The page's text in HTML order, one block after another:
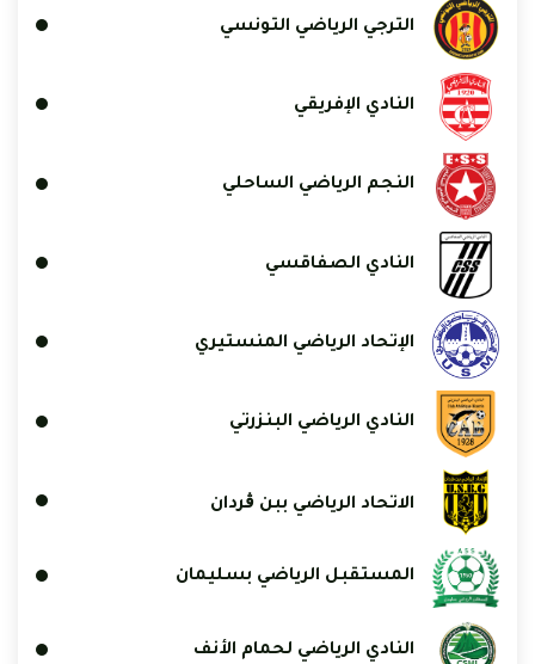
الترجي الرياضي التونسي
النادي الإفريقي
النجم الرياضي الساحلي
النادي الصفاقسي
الإتحاد الرياضي المنستيري
النادي الرياضي البنزرتي
الاتحاد الرياضي ببن ڨردان
المستقبل الرياضي بسليمان
النادي الرياضي لحمام الأنف